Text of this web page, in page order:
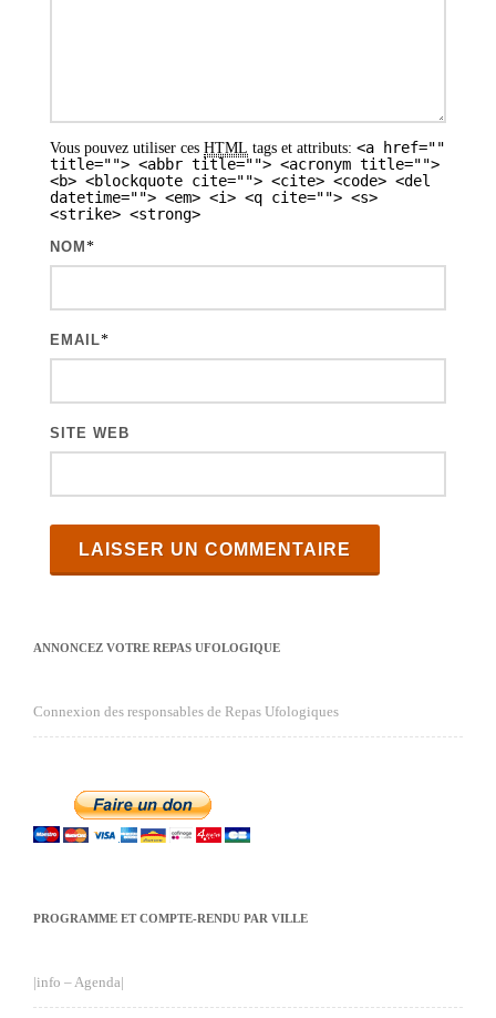
Vous pouvez utiliser ces HTML tags et attributs: <a href=""
title=""> <abbr title=""> <acronym title="">
<b> <blockquote cite=""> <cite> <code> <del
datetime=""> <em> <i> <q cite=""> <s>
<strike> <strong>
NOM *
EMAIL*
SITE WEB
ANNONCEZ VOTRE REPAS UFOLOGIQUE
Connexion des responsables de Repas Ufologiques
PROGRAMME ET COMPTE-RENDU PAR VILLE
|info – Agenda|